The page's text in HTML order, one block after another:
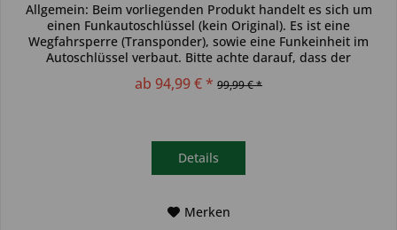
Allgemein: Beim vorliegenden Produkt handelt es sich um
einen Funkautoschlüssel (kein Original). Es ist eine
Wegfahrsperre (Transponder), sowie eine Funkeinheit im
Autoschlüssel verbaut. Bitte achte darauf, dass der
Autoschlüssel deinem...
ab 94,99 € * 99,99 € *
Details
Merken